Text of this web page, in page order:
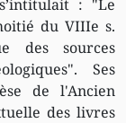
: "Le
du VIIIe s.
des sources
Ses
de l'Ancien
des livres